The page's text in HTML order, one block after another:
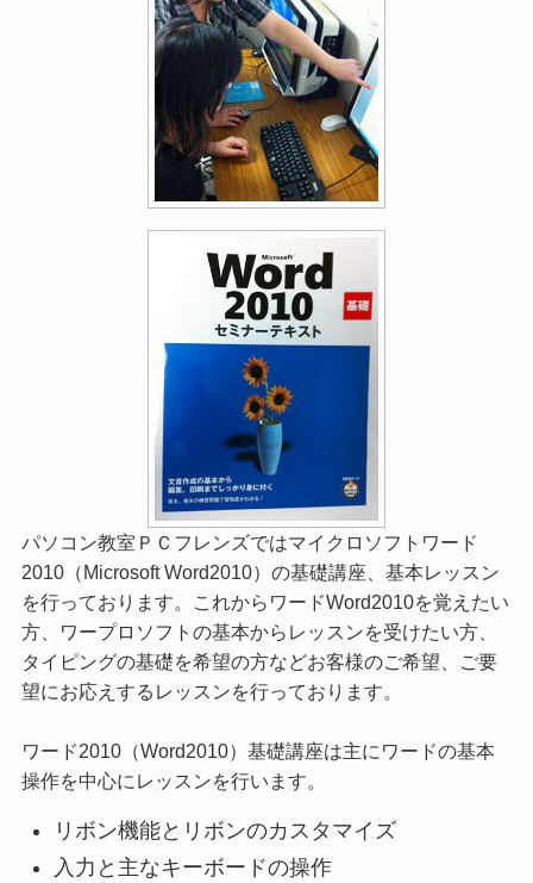
パソコン教室ＰＣフレンズではマイクロソフトワード
2010（Microsoft Word2010）の基礎講座、基本レッスン
を行っております。これからワードWord2010を覚えたい
方、ワープロソフトの基本からレッスンを受けたい方、
タイピングの基礎を希望の方などお客様のご希望、ご要
望にお応えするレッスンを行っております。
ワード2010（Word2010）基礎講座は主にワードの基本
操作を中心にレッスンを行います。
リボン機能とリボンのカスタマイズ
入力と主なキーボードの操作